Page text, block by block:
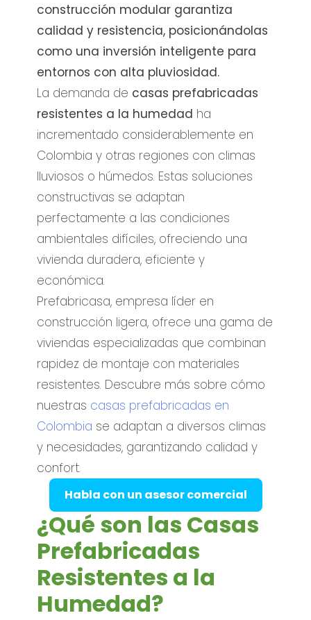
construcción modular garantiza
calidad y resistencia, posicionándolas
como una inversión inteligente para
entornos con alta pluviosidad.
La demanda de casas prefabricadas
resistentes a la humedad ha
incrementado considerablemente en
Colombia y otras regiones con climas
lluviosos o húmedos. Estas soluciones
constructivas se adaptan
perfectamente a las condiciones
ambientales difíciles, ofreciendo una
vivienda duradera, eficiente y
económica.
Prefabricasa, empresa líder en
construcción ligera, ofrece una gama de
viviendas especializadas que combinan
rapidez de montaje con materiales
resistentes. Descubre más sobre cómo
nuestras casas prefabricadas en
Colombia se adaptan a diversos climas
y necesidades, garantizando calidad y
confort.
Habla con un asesor comercial
¿Qué son las Casas
Prefabricadas
Resistentes a la
Humedad?